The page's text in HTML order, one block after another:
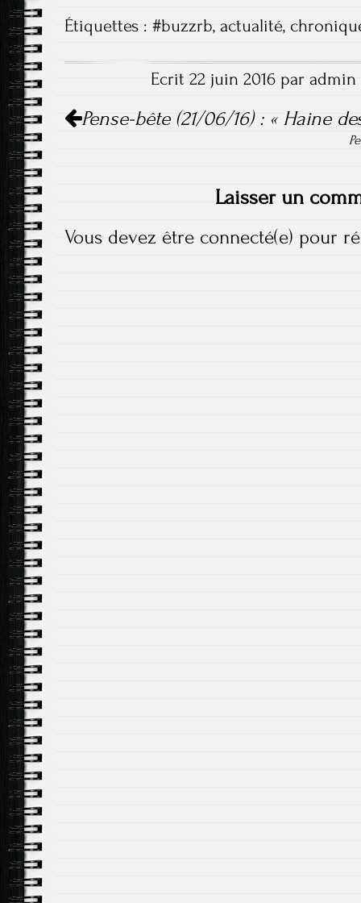
o
er
er
Étiquettes : #buzzrb, actualité,
Ecrit 22 juin 2016 par
Navigation de l'article
Pense-bête (21/06/16) : « Haine
Laisser un
Vous devez être connecté(e) pour